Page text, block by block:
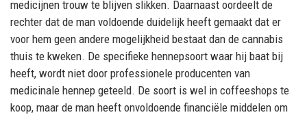
medicijnen trouw te blijven slikken. Daarnaast oordeelt de
rechter dat de man voldoende duidelijk heeft gemaakt dat er
voor hem geen andere mogelijkheid bestaat dan de cannabis
thuis te kweken. De specifieke hennepsoort waar hij baat bij
heeft, wordt niet door professionele producenten van
medicinale hennep geteeld. De soort is wel in coffeeshops te
koop, maar de man heeft onvoldoende financiële middelen om